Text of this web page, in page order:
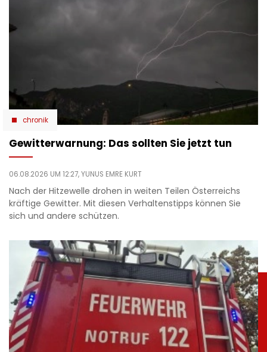
chronik
Gewitterwarnung: Das sollten Sie jetzt tun
06.08.2026 UM 12:27,YUNUS EMRE KURT
Nach der Hitzewelle drohen in weiten Teilen Österreichs
kräftige Gewitter. Mit diesen Verhaltenstipps können Sie
sich und andere schützen.